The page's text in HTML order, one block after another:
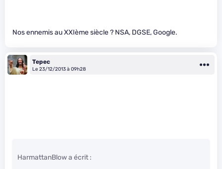
Nos ennemis au XXIème siècle ? NSA, DGSE, Google.
Tepec
Le 23/12/2013 à 09h28
HarmattanBlow a écrit :